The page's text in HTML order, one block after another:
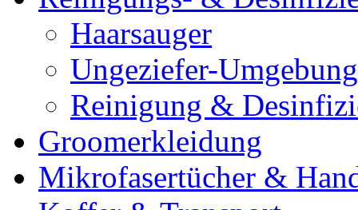
Haarsauger
Ungeziefer-
Reinigung &
Groomerkleidung
Mikrofasertücher &